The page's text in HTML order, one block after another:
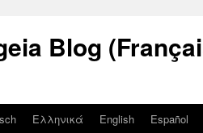
Blog
Ελληνικά English Español